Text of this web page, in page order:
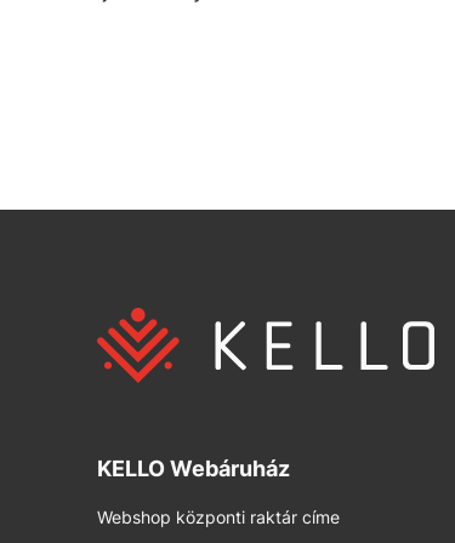
KELLO Webáruház
Webshop központi raktár címe